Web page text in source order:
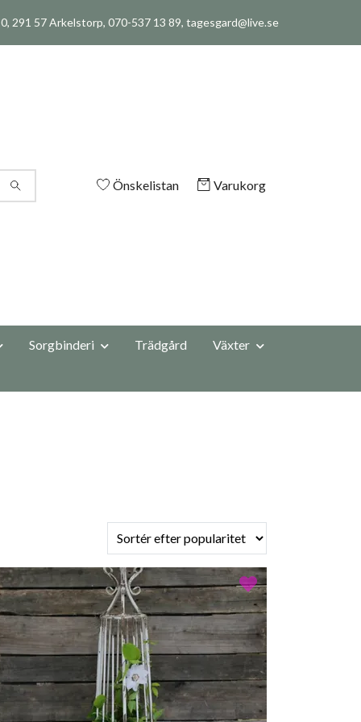
291 57 Arkelstorp, 070-537 13 89, tagesgard@live.se
Önskelistan Varukorg
Sorgbinderi Trädgård Växter